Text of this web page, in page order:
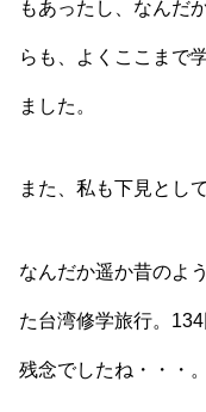
もあったし、なんだ
らも、よくここまで
ました。
また、私も下見とし
なんだか遥か昔のよ
た台湾修学旅行。
残念でしたね・・・。